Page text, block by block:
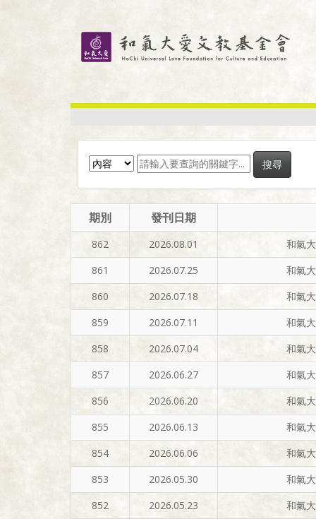
期別 發刊日期
862 2026.08.01
和氣
861
2026.07.25
和氣
860
2026.07.18
和氣
859
2026.07.11
和氣
858
2026.07.04
和氣
857
2026.06.27
和氣
856
2026.06.20
和氣
855
2026.06.13
和氣
854
2026.06.06
和氣
853
2026.05.30
和氣
852
2026.05.23
和氣